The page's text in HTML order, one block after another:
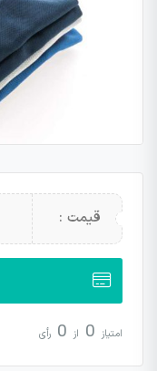
قیمت :
امتیاز 0 از 0 رأی